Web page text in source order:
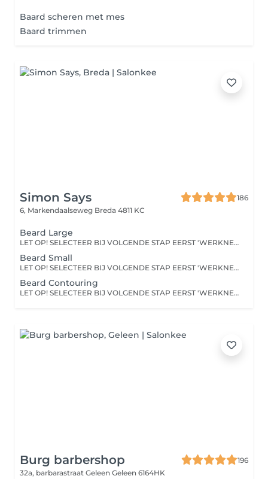
Baard scheren met mes
Baard trimmen
Simon Says
186
6, Markendaalseweg Breda 4811 KC
Beard Large
LET OP! SELECTEER BIJ VOLGENDE STAP EERST 'WERKNEMER' VOOR SPECIFIEKE KAPPER!
Beard Small
LET OP! SELECTEER BIJ VOLGENDE STAP EERST 'WERKNEMER' VOOR SPECIFIEKE KAPPER!
Beard Contouring
LET OP! SELECTEER BIJ VOLGENDE STAP EERST 'WERKNEMER' VOOR SPECIFIEKE KAPPER!
Burg barbershop
196
32a, barbarastraat Geleen Geleen 6164HK